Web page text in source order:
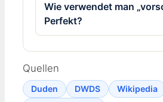
Wie verwendet man
Perfekt?
Quellen
Duden DWDS
Wikipedia